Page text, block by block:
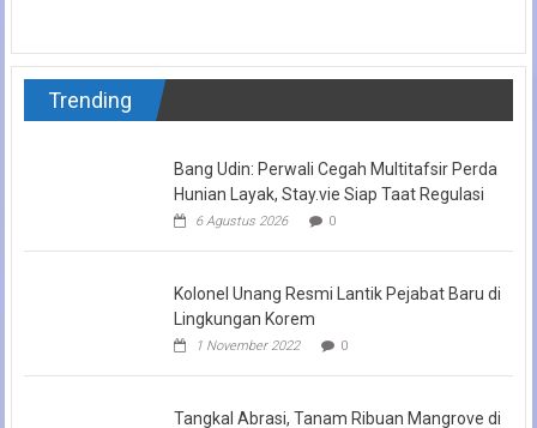
Trending
Bang Udin: Perwali Cegah Multitafsir Perda
Hunian Layak, Stay.vie Siap Taat Regulasi
6 Agustus 2026 0
Kolonel Unang Resmi Lantik Pejabat Baru di
Lingkungan Korem
1 November 2022 0
Tangkal Abrasi, Tanam Ribuan Mangrove di